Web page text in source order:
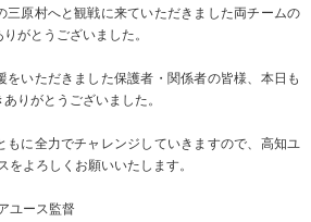
三原村へと観戦に来ていただきました両チームの
がとうございました。
をいただきました保護者・関係者の皆様、本日も
りがとうございました。
もに全力でチャレンジしていきますので、高知ユ
をよろしくお願いいたします。
ユース監督